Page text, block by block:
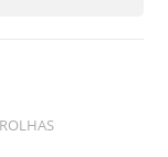
ROLHAS